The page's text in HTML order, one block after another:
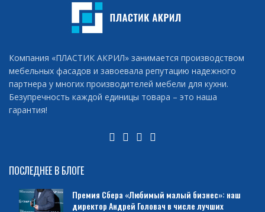
Компания «ПЛАСТИК АКРИЛ» занимается производством
мебельных фасадов и завоевала репутацию надежного
партнера у многих производителей мебели для кухни.
Безупречность каждой единицы товара – это наша
гарантия!
ПОСЛЕДНЕЕ В БЛОГЕ
Премия Сбера «Любимый малый бизнес»: наш
директор Андрей Головач в числе лучших